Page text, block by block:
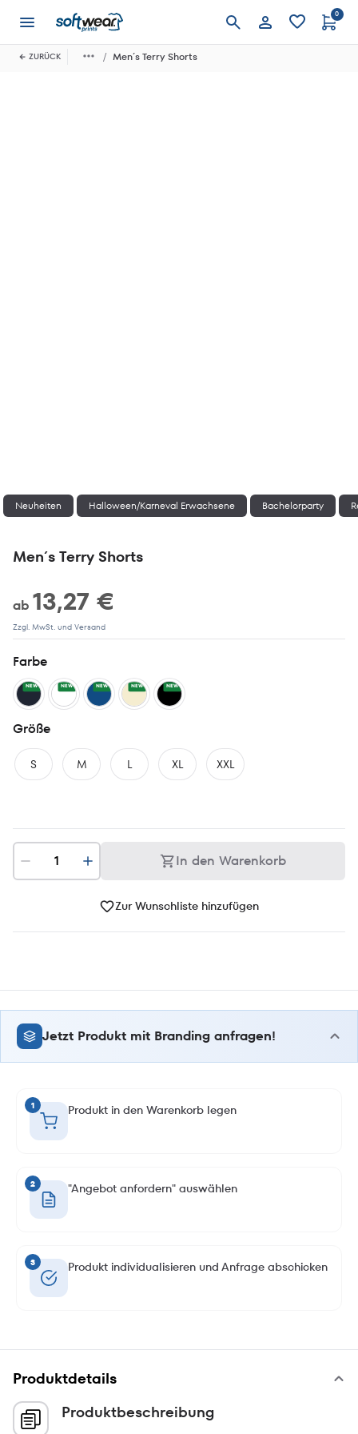
Anmelden
0
ZURÜCK Men´s Terry Shorts
Neuheiten Halloween/Karneval Erwachsene Bachelorparty
Men´s Terry Shorts
ab 13,27 €
Zzgl. MwSt. und Versand
Farbe
NEW NEW NEW NEW NEW
Größe
S M L XL XXL
In den Warenkorb
Zur Wunschliste hinzufügen
Jetzt Produkt mit Branding anfragen!
1 Produkt in den Warenkorb legen
2 "Angebot anfordern" auswählen
3 Produkt individualisieren und Anfrage abschicken
Produktdetails
Produktbeschreibung